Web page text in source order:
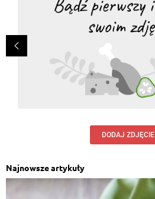
DODAJ ZDJĘCIE
Najnowsze artykuły